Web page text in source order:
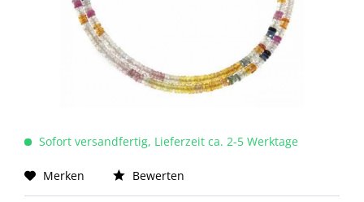
Sofort versandfertig, Lieferzeit ca. 2-5 Werktage
Merken Bewerten